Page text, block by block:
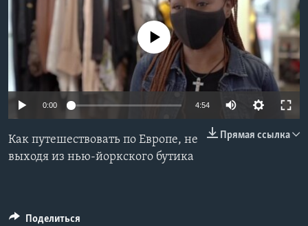
Learning English
СОЦИАЛЬНЫЕ СЕТИ
No media source currently available
0:00 4:54
Прямая ссылка
Как путешествовать по Европе, не
выходя из нью-йоркского бутика
Поделиться